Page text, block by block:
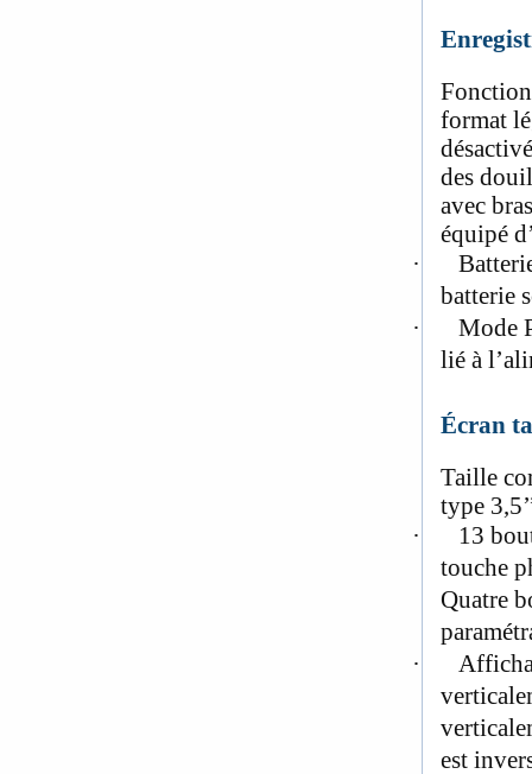
format
des
avec
équipé
·
batterie
·
Mode
lié à
Écran
Taille
type
·
13
touche
Quatre
·
est